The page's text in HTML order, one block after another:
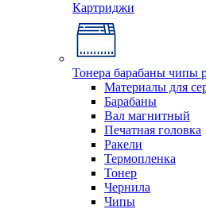
Картриджи
Тонера барабаны чипы
Материалы для
Барабаны
Вал магнитный
Печатная головка
Ракели
Термопленка
Тонер
Чернила
Чипы